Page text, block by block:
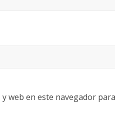
web en este navegador